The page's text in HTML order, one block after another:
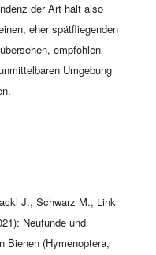
der Art hält also
eher spätfliegenden
empfohlen
Umgebung
J., Schwarz M., Link
Neufunde und
Bienen (Hymenoptera,